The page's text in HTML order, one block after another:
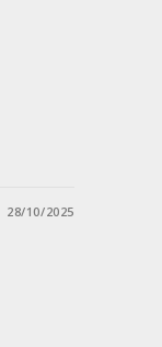
28/10/2025